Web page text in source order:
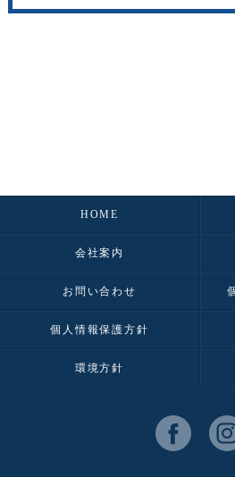
HOME
会社案内
お問い合わせ
個人情報保護方針
環境方針